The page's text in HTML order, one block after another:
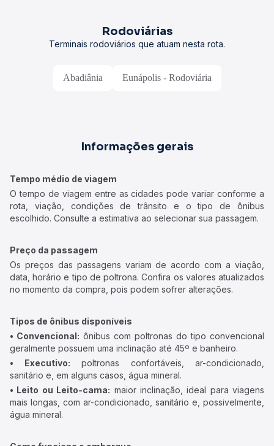
Rodoviárias
Terminais rodoviários que atuam nesta rota.
Abadiânia Eunápolis - Rodoviária
Informações gerais
Tempo médio de viagem
O tempo de viagem entre as cidades pode variar conforme a
rota, viação, condições de trânsito e o tipo de ônibus
escolhido. Consulte a estimativa ao selecionar sua passagem.
Preço da passagem
Os preços das passagens variam de acordo com a viação,
data, horário e tipo de poltrona. Confira os valores atualizados
no momento da compra, pois podem sofrer alterações.
Tipos de ônibus disponíveis
• Convencional: ônibus com poltronas do tipo convencional
geralmente possuem uma inclinação até 45º e banheiro.
• Executivo: poltronas confortáveis, ar-condicionado,
sanitário e, em alguns casos, água mineral.
• Leito ou Leito-cama: maior inclinação, ideal para viagens
mais longas, com ar-condicionado, sanitário e, possivelmente,
água mineral.